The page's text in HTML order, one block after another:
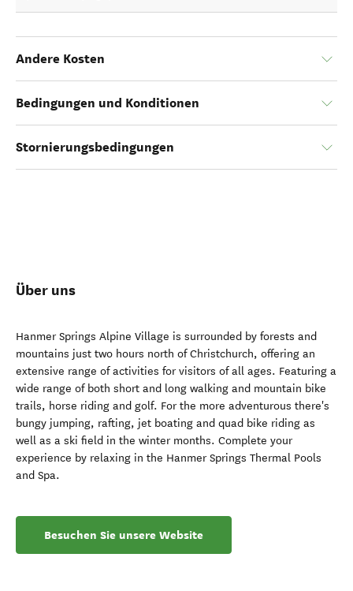
Andere Kosten
Bedingungen und Konditionen
Stornierungsbedingungen
Über uns
Hanmer Springs Alpine Village is surrounded by forests and
mountains just two hours north of Christchurch, offering an
extensive range of activities for visitors of all ages. Featuring a
wide range of both short and long walking and mountain bike
trails, horse riding and golf. For the more adventurous there's
bungy jumping, rafting, jet boating and quad bike riding as
well as a ski field in the winter months. Complete your
experience by relaxing in the Hanmer Springs Thermal Pools
and Spa.
Besuchen Sie unsere Website